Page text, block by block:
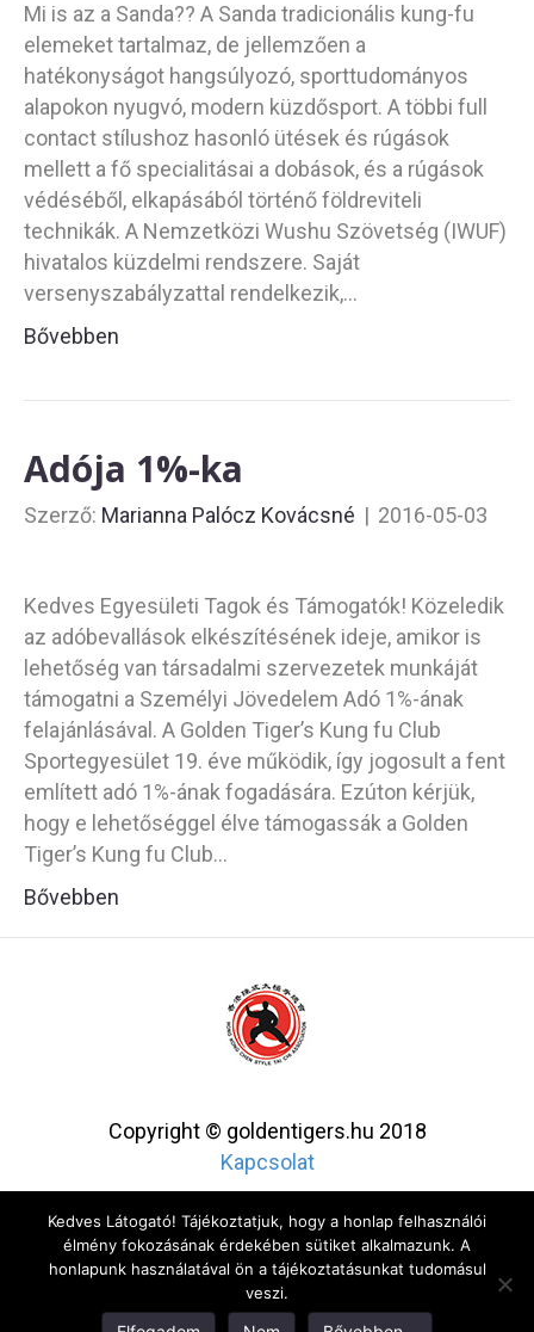
Mi is az a Sanda?? A Sanda tradicionális kung-fu
elemeket tartalmaz, de jellemzően a
hatékonyságot hangsúlyozó, sporttudományos
alapokon nyugvó, modern küzdősport. A többi full
contact stílushoz hasonló ütések és rúgások
mellett a fő specialitásai a dobások, és a rúgások
védéséből, elkapásából történő földreviteli
technikák. A Nemzetközi Wushu Szövetség (IWUF)
hivatalos küzdelmi rendszere. Saját
versenyszabályzattal rendelkezik,…
Bővebben
Adója 1%-ka
Szerző: Marianna Palócz Kovácsné | 2016-05-03
Kedves Egyesületi Tagok és Támogatók! Közeledik
az adóbevallások elkészítésének ideje, amikor is
lehetőség van társadalmi szervezetek munkáját
támogatni a Személyi Jövedelem Adó 1%-ának
felajánlásával. A Golden Tiger’s Kung fu Club
Sportegyesület 19. éve működik, így jogosult a fent
említett adó 1%-ának fogadására. Ezúton kérjük,
hogy e lehetőséggel élve támogassák a Golden
Tiger’s Kung fu Club…
Bővebben
Copyright © goldentigers.hu 2018
Kapcsolat
Kedves Látogató! Tájékoztatjuk, hogy a honlap felhasználói
élmény fokozásának érdekében sütiket alkalmazunk. A
honlapunk használatával ön a tájékoztatásunkat tudomásul
veszi.